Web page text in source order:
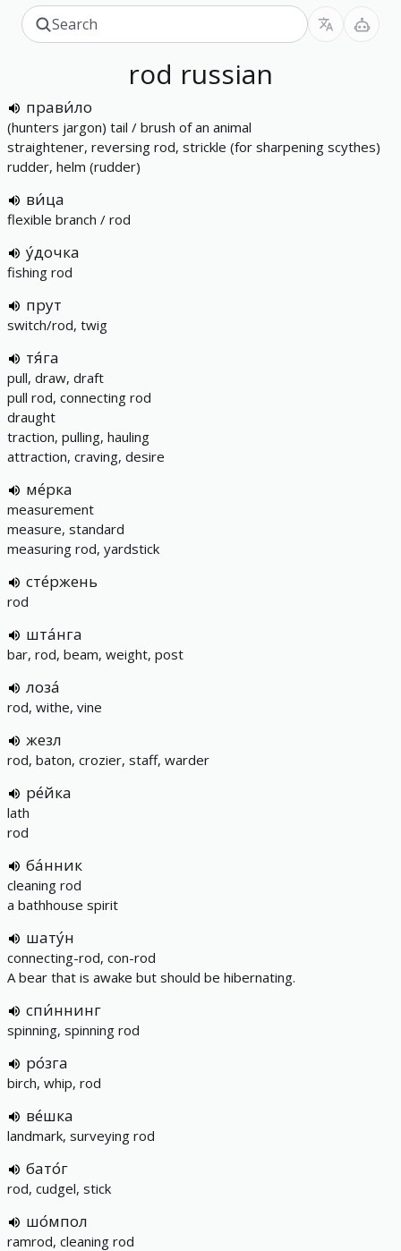
rod russian
прави́ло
(hunters jargon) tail / brush of an animal
straightener, reversing rod, strickle (for sharpening scythes)
rudder, helm (rudder)
ви́ца
flexible branch / rod
у́дочка
fishing rod
прут
switch/rod, twig
тя́га
pull, draw, draft
pull rod, connecting rod
draught
traction, pulling, hauling
attraction, craving, desire
ме́рка
measurement
measure, standard
measuring rod, yardstick
сте́ржень
rod
шта́нга
bar, rod, beam, weight, post
лоза́
rod, withe, vine
жезл
rod, baton, crozier, staff, warder
ре́йка
lath
rod
ба́нник
cleaning rod
a bathhouse spirit
шату́н
connecting-rod, con-rod
A bear that is awake but should be hibernating.
спи́ннинг
spinning, spinning rod
ро́зга
birch, whip, rod
ве́шка
landmark, surveying rod
бато́г
rod, cudgel, stick
шо́мпол
ramrod, cleaning rod